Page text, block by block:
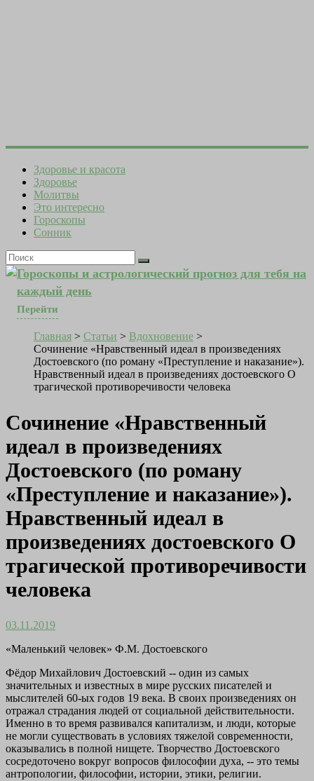
Здоровье и красота
Здоровье
Молитвы
Это интересно
Гороскопы
Сонник
Гороскопы и астрологический прогноз для тебя на
каждый день
Перейти
Главная > Статьи > Вдохновение >
Cочинение «Нравственный идеал в произведениях
Достоевского (по роману «Преступление и наказание»).
Нравственный идеал в произведениях достоевского О
трагической противоречивости человека
Cочинение «Нравственный
идеал в произведениях
Достоевского (по роману
«Преступление и наказание»).
Нравственный идеал в
произведениях достоевского О
трагической противоречивости
человека
03.11.2019
«Маленький человек» Ф.М. Достоевского
Фёдор Михайлович Достоевский -- один из самых
значительных и известных в мире русских писателей и
мыслителей 60-ых годов 19 века. В своих произведениях он
отражал страдания людей от социальной действительности.
Именно в то время развивался капитализм, и люди, которые
не могли существовать в условиях тяжелой современности,
оказывались в полной нищете. Творчество Достоевского
сосредоточено вокруг вопросов философии духа, -- это темы
антропологии, философии, истории, этики, религии.